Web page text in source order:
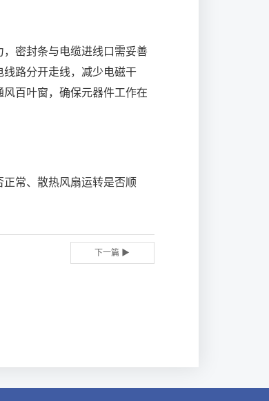
密封条与电缆进线口需妥善
路分开走线，减少电磁干
百叶窗，确保元器件工作在
常、散热风扇运转是否顺
下一篇 ▶